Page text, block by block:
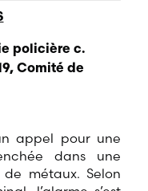
policière c.
Comité de
appel pour une
dans une
métaux. Selon